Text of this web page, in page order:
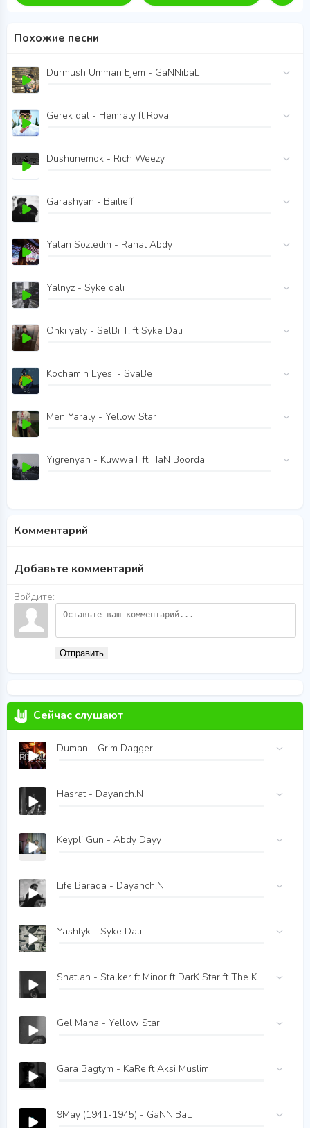
Похожие песни
Durmush Umman Ejem - GaNNibaL
Gerek dal - Hemraly ft Rova
Dushunemok - Rich Weezy
Garashyan - Bailieff
Yalan Sozledin - Rahat Abdy
Yalnyz - Syke dali
Onki yaly - SelBi T. ft Syke Dali
Kochamin Eyesi - SvaBe
Men Yaraly - Yellow Star
Yigrenyan - KuwwaT ft HaN Boorda
Комментарий
Добавьте комментарий
Войдите:
Отправить
Сейчас слушают
Duman - Grim Dagger
Hasrat - Dayanch.N
Keypli Gun - Abdy Dayy
Life Barada - Dayanch.N
Yashlyk - Syke Dali
Shatlan - Stalker ft Minor ft DarK Star ft The Kesha
Gel Mana - Yellow Star
Gara Bagtym - KaRe ft Aksi Muslim
9May (1941-1945) - GaNNiBaL